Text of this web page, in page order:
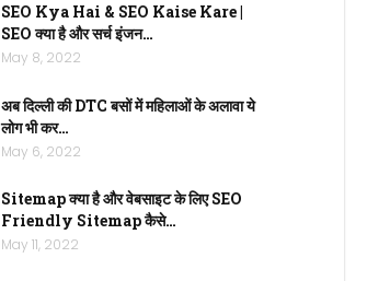
SEO Kya Hai & SEO Kaise Kare |
SEO क्या है और सर्च इंजन…
May 8, 2022
अब दिल्ली की DTC बसों में महिलाओं के अलावा ये
लोग भी कर…
May 6, 2022
Sitemap क्या है और वेबसाइट के लिए SEO
Friendly Sitemap कैसे…
May 11, 2022